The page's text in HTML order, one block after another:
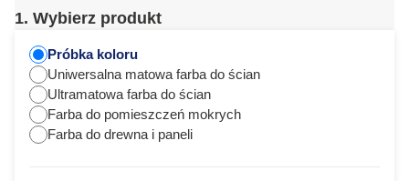
1. Wybierz produkt
Próbka koloru
Uniwersalna matowa farba do ścian
Ultramatowa farba do ścian
Farba do pomieszczeń mokrych
Farba do drewna i paneli